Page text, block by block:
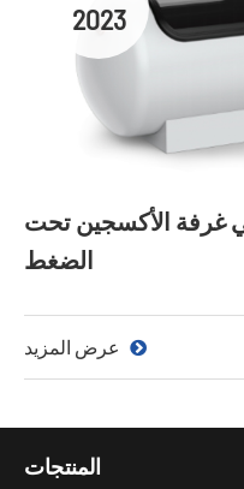
2023
غرفة الأكسجين تحت
الضغط
المنتجات